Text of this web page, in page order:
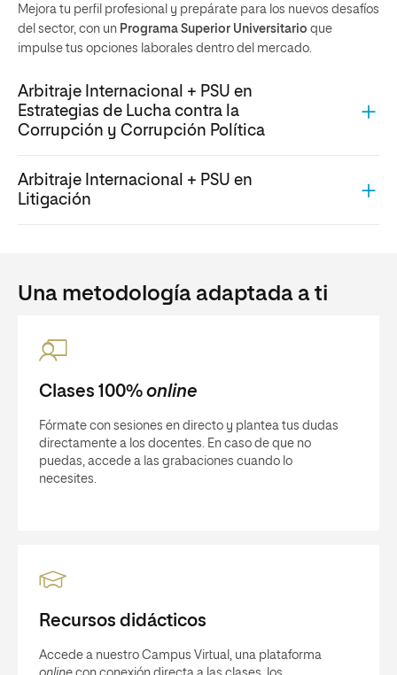
Mejora tu perfil profesional y prepárate para los nuevos desafíos
del sector, con un Programa Superior Universitario que
impulse tus opciones laborales dentro del mercado.
Arbitraje Internacional + PSU en
Estrategias de Lucha contra la
Corrupción y Corrupción Política
Arbitraje Internacional + PSU en
Litigación
Una metodología adaptada a ti
Clases 100% online
Fórmate con sesiones en directo y plantea tus dudas
directamente a los docentes. En caso de que no
puedas, accede a las grabaciones cuando lo
necesites.
Recursos didácticos
Accede a nuestro Campus Virtual, una plataforma